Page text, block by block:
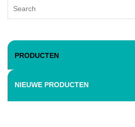
PRODUCTEN
NIEUWE PRODUCTEN